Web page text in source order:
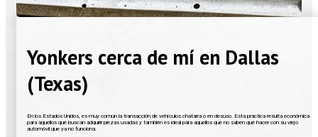
Yonkers cerca de mí en Dallas
(Texas)
En los Estados Unidos, es muy común la transacción de vehículos chatarra o en desuso. Esta práctica resulta económica
para aquellos que buscan adquirir piezas usadas y también es ideal para aquellos que no saben qué hacer con su viejo
automóvil que ya no funciona.